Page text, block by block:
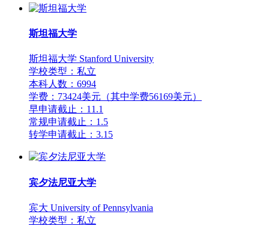
斯坦福大学
斯坦福大学 Stanford University
学校类型：私立
本科人数：6994
学费：73424美元（其中学费56169美元）
早申请截止：11.1
常规申请截止：1.5
转学申请截止：3.15
宾夕法尼亚大学
宾大 University of Pennsylvania
学校类型：私立